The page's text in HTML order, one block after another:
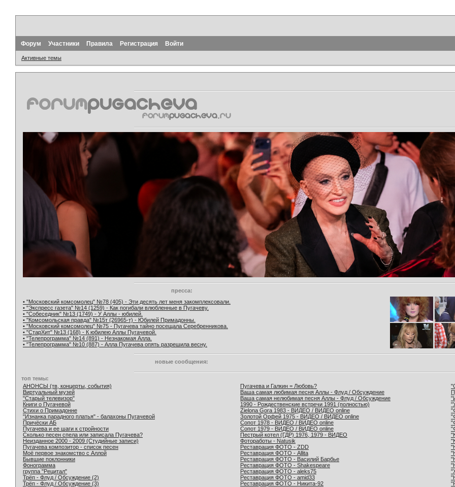
Форум Участники Правила Регистрация Войти
Активные темы
пресса:
• "Московский комсомолец" №78 (405) - Эти десять лет меня закомплексовали.
• "Экспресс газета" №14 (1259) - Как погибали влюбленные в Пугачеву.
• "Собеседник" №13 (1749) - У Аллы - юбилей.
• "Комсомольская правда" №15т (26965-т) - Юбилей Примадонны.
• "Московский комсомолец" №75 - Пугачева тайно посещала Серебренникова.
• "СтарХит" №13 (168) - К юбилею Аллы Пугачевой.
• "Телепрограмма" №14 (891) - Незнакомая Алла.
• "Телепрограмма" №10 (887) - Алла Пугачева опять разрешила весну.
новые сообщения:
топ темы:
АНОНСЫ (тв, концерты, события)
Виртуальный музей
"Старый телевизор"
Книги о Пугачевой
Стихи о Примадонне
"Изнанка парадного платья" - балахоны Пугачевой
Причёски АБ
Пугачева и ее шаги к стройности
Сколько песен спела или записала Пугачева?
Неизданное 2000 - 2009 (Студийные записи)
Пугачева композитор - список песен
Моё первое знакомство с Аллой
Бывшие поклонники
Фонограмма
группа "Рецитал"
Трёп - Флуд / Обсуждение (2)
Трёп - Флуд / Обсуждение (3)
Пугачева и Галкин = Любовь?
Ваша самая любимая песня Аллы - Флуд / Обсуждение
Ваша самая нелюбимая песня Аллы - Флуд / Обсуждение
1990 - Рождественские встречи 1991 (полностью)
Zielona Gora 1983 - ВИДЕО / ВИДЕО online
Золотой Орфей 1975 - ВИДЕО / ВИДЕО online
Сопот 1978 - ВИДЕО / ВИДЕО online
Сопот 1979 - ВИДЕО / ВИДЕО online
Пестрый котел (ГДР) 1976, 1979 - ВИДЕО
Фотоработы - Natusik
Реставрация ФОТО - ZDD
Реставрация ФОТО - Allita
Реставрация ФОТО - Василий Барбье
Реставрация ФОТО - Shakespeare
Реставрация ФОТО - aleks75
Реставрация ФОТО - amid33
Реставрация ФОТО - Никита-92